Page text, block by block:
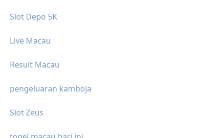
Slot Depo 5K
Live Macau
Result Macau
pengeluaran kamboja
Slot Zeus